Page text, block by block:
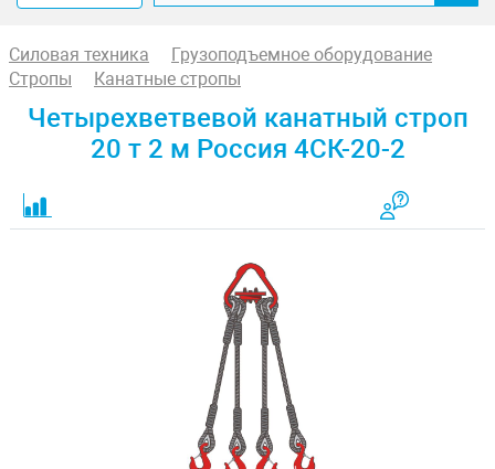
Силовая техника
Грузоподъемное оборудование
Стропы
Канатные стропы
Четырехветвевой канатный строп
20 т 2 м Россия 4СК-20-2